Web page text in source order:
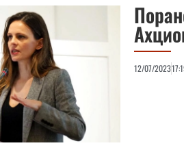
12/07/2023